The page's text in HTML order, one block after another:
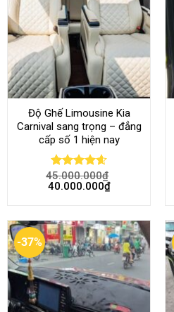
Độ Ghế Limousine Kia
Carnival sang trọng – đẳng
cấp số 1 hiện nay
Rated4.58
out of 5
45.000.000₫
40.000.000₫
-37%